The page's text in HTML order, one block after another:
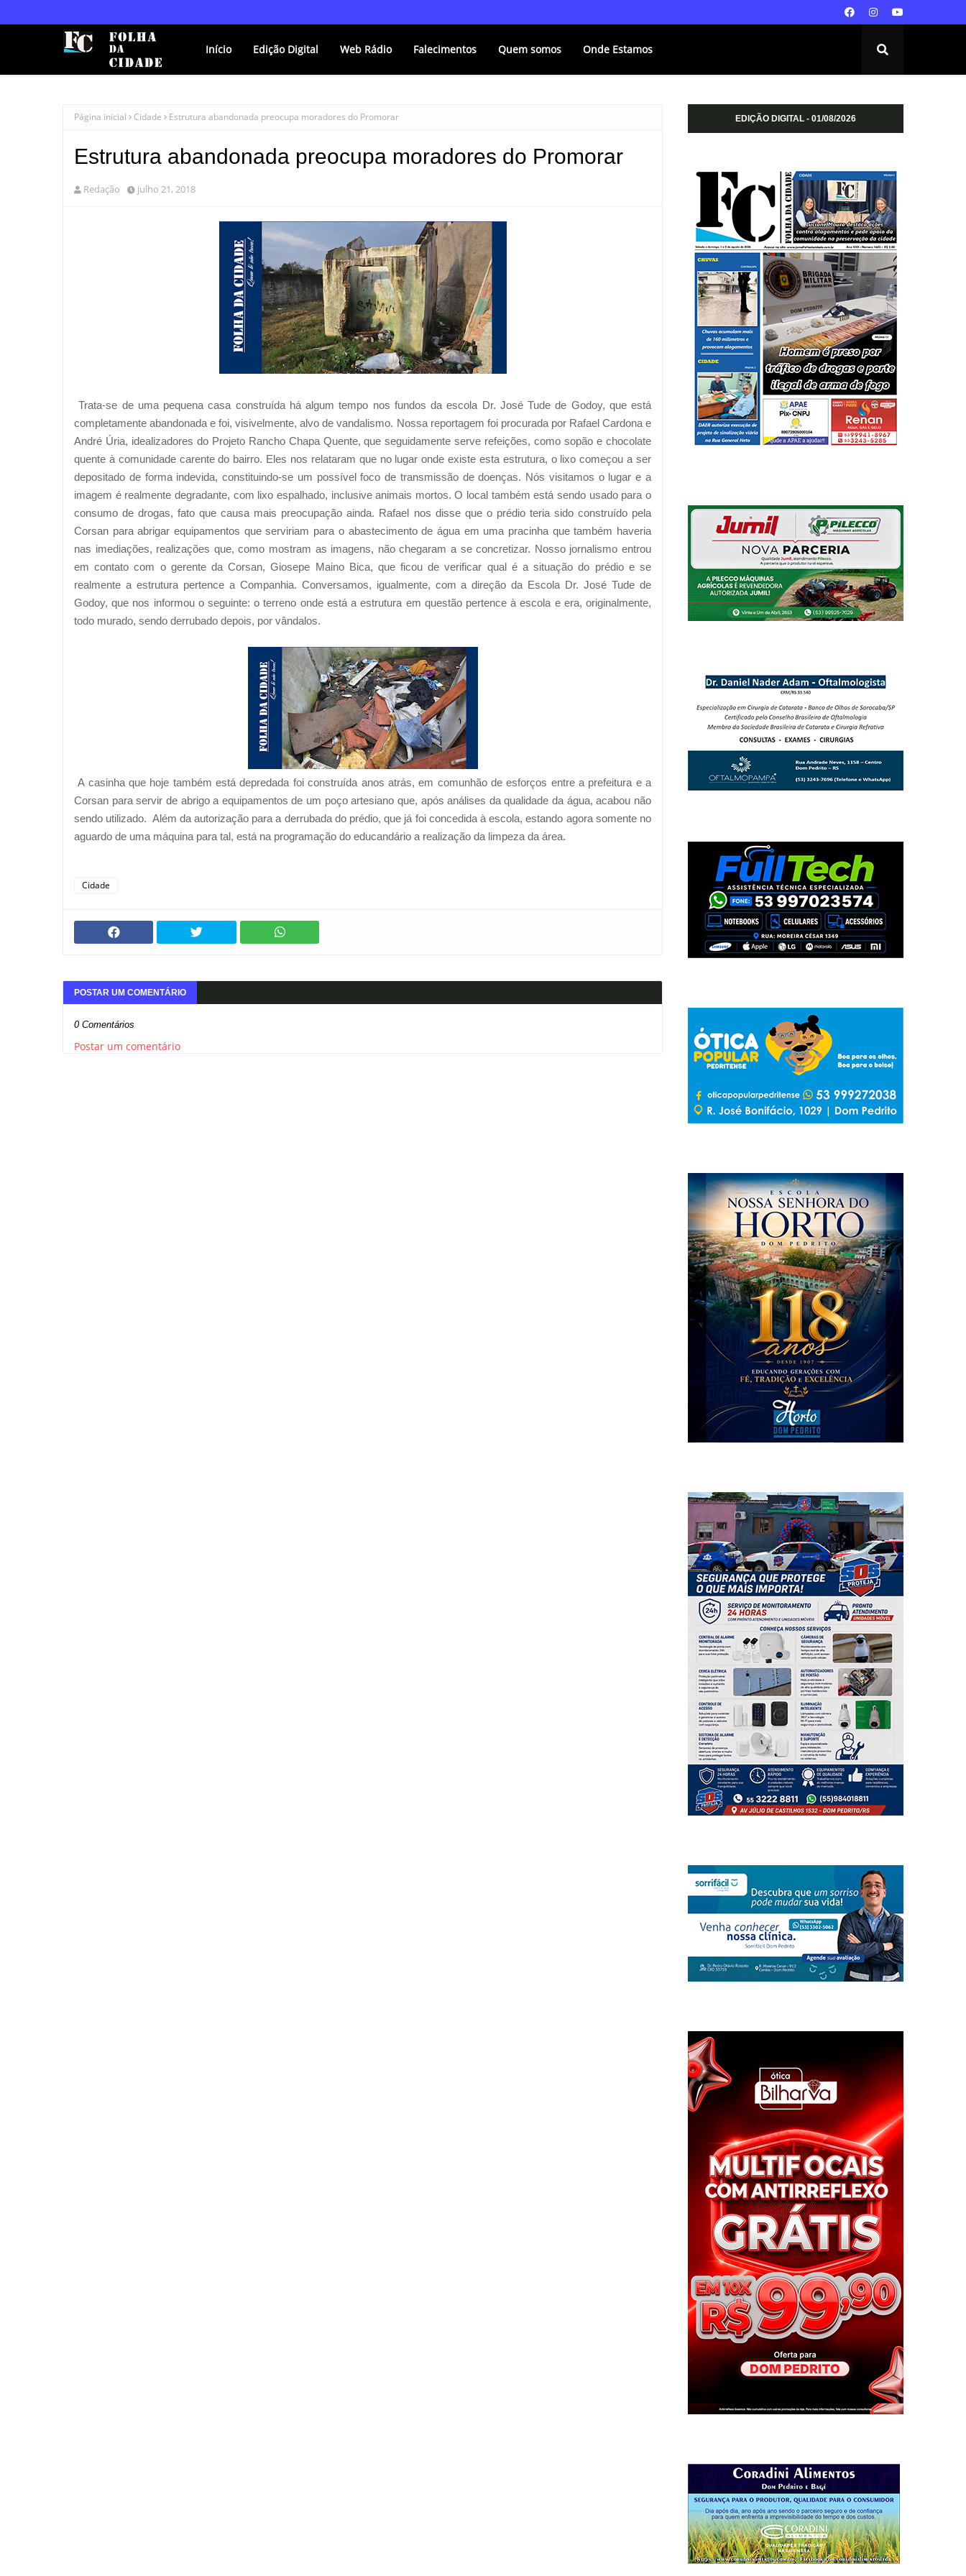
Início Edição Digital Web Rádio Falecimentos Quem somos Onde Estamos
Página inicial Cidade Estrutura abandonada preocupa moradores do Promorar
Estrutura abandonada preocupa moradores do Promorar
Redação julho 21, 2018
Trata-se de uma pequena casa construída há algum tempo nos fundos da escola Dr. José Tude de Godoy, que está
completamente abandonada e foi, visivelmente, alvo de vandalismo. Nossa reportagem foi procurada por Rafael Cardona e
André Úria, idealizadores do Projeto Rancho Chapa Quente, que seguidamente serve refeições, como sopão e chocolate
quente à comunidade carente do bairro. Eles nos relataram que no lugar onde existe esta estrutura, o lixo começou a ser
depositado de forma indevida, constituindo-se um possível foco de transmissão de doenças. Nós visitamos o lugar e a
imagem é realmente degradante, com lixo espalhado, inclusive animais mortos. O local também está sendo usado para o
consumo de drogas, fato que causa mais preocupação ainda. Rafael nos disse que o prédio teria sido construído pela
Corsan para abrigar equipamentos que serviriam para o abastecimento de água em uma pracinha que também haveria
nas imediações, realizações que, como mostram as imagens, não chegaram a se concretizar. Nosso jornalismo entrou
em contato com o gerente da Corsan, Giosepe Maino Bica, que ficou de verificar qual é a situação do prédio e se
realmente a estrutura pertence a Companhia. Conversamos, igualmente, com a direção da Escola Dr. José Tude de
Godoy, que nos informou o seguinte: o terreno onde está a estrutura em questão pertence à escola e era, originalmente,
todo murado, sendo derrubado depois, por vândalos.
A casinha que hoje também está depredada foi construída anos atrás, em comunhão de esforços entre a prefeitura e a
Corsan para servir de abrigo a equipamentos de um poço artesiano que, após análises da qualidade da água, acabou não
sendo utilizado. Além da autorização para a derrubada do prédio, que já foi concedida à escola, estando agora somente no
aguardo de uma máquina para tal, está na programação do educandário a realização da limpeza da área.
Cidade
POSTAR UM COMENTÁRIO
0 Comentários
Postar um comentário
EDIÇÃO DIGITAL - 01/08/2026